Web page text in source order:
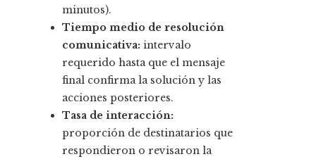
minutos).
Tiempo medio de resolución
comunicativa: intervalo
requerido hasta que el mensaje
final confirma la solución y las
acciones posteriores.
Tasa de interacción:
proporción de destinatarios que
respondieron o revisaron la